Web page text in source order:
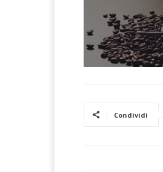
Condividi